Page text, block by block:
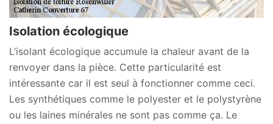
Isolation écologique
L’isolant écologique accumule la chaleur avant de la
renvoyer dans la pièce. Cette particularité est
intéressante car il est seul à fonctionner comme ceci.
Les synthétiques comme le polyester et le polystyrène
ou les laines minérales ne sont pas comme ça. Le